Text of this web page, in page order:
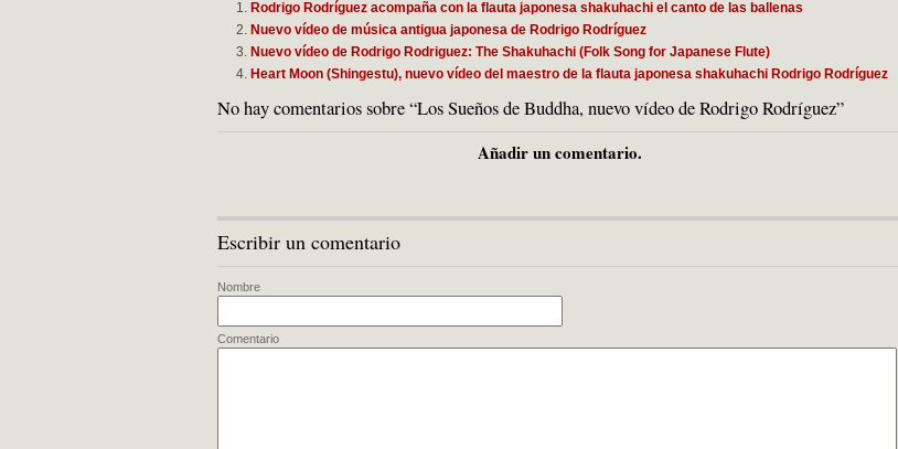
Rodrigo Rodríguez acompaña con la flauta japonesa shakuhachi el canto de las ballenas
Nuevo vídeo de música antigua japonesa de Rodrigo Rodríguez
Nuevo vídeo de Rodrigo Rodriguez: The Shakuhachi (Folk Song for Japanese Flute)
Heart Moon (Shingestu), nuevo vídeo del maestro de la flauta japonesa shakuhachi Rodrigo Rodríguez
No hay comentarios sobre “Los Sueños de Buddha, nuevo vídeo de Rodrigo Rodríguez”
Añadir un comentario.
Escribir un comentario
Nombre
Comentario